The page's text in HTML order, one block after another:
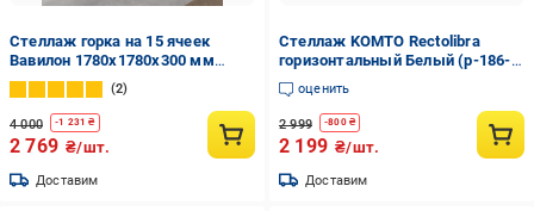
Стеллаж горка на 15 ячеек
Вавилон 1780х1780х300 мм
Бетон
2
4 000 -1 231 ₴
2 769 ₴/шт.
Доставим
Стеллаж KOMTO Rectolibra
горизонтальный Белый (p-186-
1116)
оценить
2 999 -800₴
2 199 ₴/шт.
Доставим